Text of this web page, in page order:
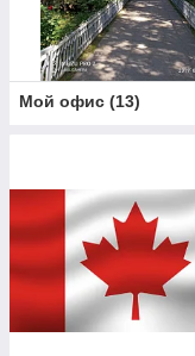
Мой офис (13)